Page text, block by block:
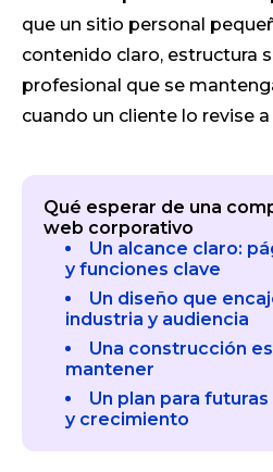
que un sitio personal
contenido claro, estructura
profesional que se
cuando un cliente lo revise
Qué esperar de una
web corporativo
Un alcance claro:
y funciones clave
Un diseño que
industria y audiencia
Una construcción
mantener
Un plan para
y crecimiento